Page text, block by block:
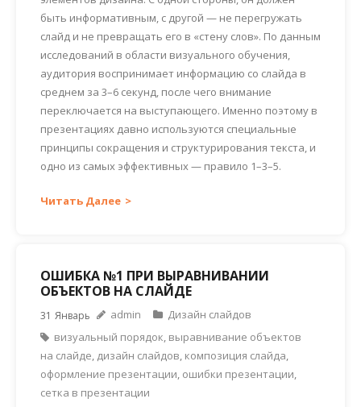
быть информативным, с другой — не перегружать
слайд и не превращать его в «стену слов». По данным
исследований в области визуального обучения,
аудитория воспринимает информацию со слайда в
среднем за 3–6 секунд, после чего внимание
переключается на выступающего. Именно поэтому в
презентациях давно используются специальные
принципы сокращения и структурирования текста, и
одно из самых эффективных — правило 1–3–5.
Читать Далее
ОШИБКА №1 ПРИ ВЫРАВНИВАНИИ
ОБЪЕКТОВ НА СЛАЙДЕ
31 Январь admin
Дизайн слайдов
визуальный порядок выравнивание объектов
на слайде дизайн слайдов композиция слайда
оформление презентации ошибки презентации
сетка в презентации